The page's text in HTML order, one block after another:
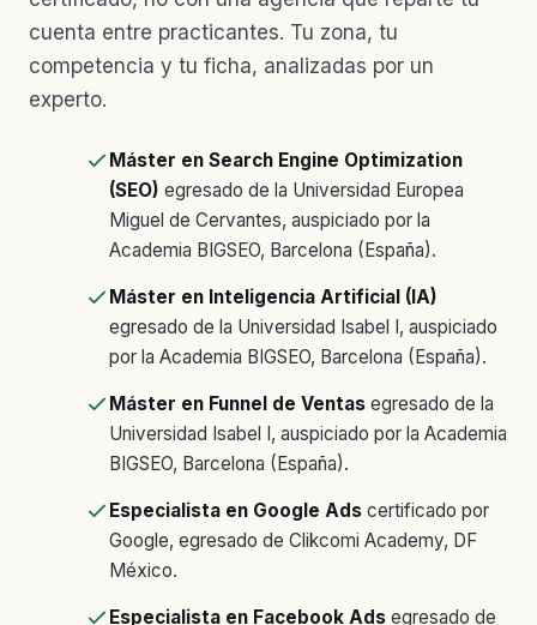
cuenta entre practicantes. Tu zona, tu
competencia y tu ficha, analizadas por un
experto.
Máster en Search Engine Optimization
(SEO) egresado de la Universidad Europea
Miguel de Cervantes, auspiciado por la
Academia BIGSEO, Barcelona (España).
Máster en Inteligencia Artificial (IA)
egresado de la Universidad Isabel I, auspiciado
por la Academia BIGSEO, Barcelona (España).
Máster en Funnel de Ventasegresado de la
Universidad Isabel I, auspiciado por la Academia
BIGSEO, Barcelona (España).
Especialista en Google Adscertificado por
Google, egresado de Clikcomi Academy, DF
México.
Especialista en Facebook Adsegresado de